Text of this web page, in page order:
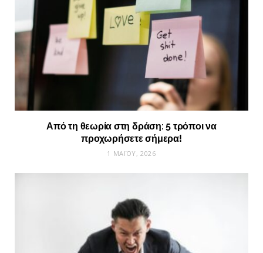
Από τη θεωρία στη δράση: 5 τρόποι να
προχωρήσετε σήμερα!
1 ΜΑΪ́ΟΥ, 2026